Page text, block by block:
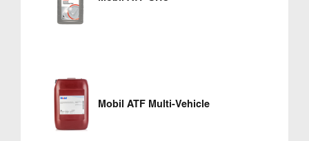
Mobil ATF Multi-Vehicle